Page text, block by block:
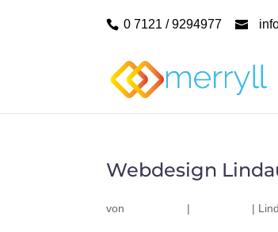
0 7121 / 9294977
Webdesign
von | |